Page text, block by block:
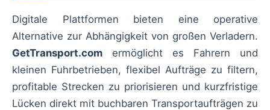
Digitale Plattformen bieten eine operative
Alternative zur Abhängigkeit von großen Verladern.
GetTransport.com ermöglicht es Fahrern und
kleinen Fuhrbetrieben, flexibel Aufträge zu filtern,
profitable Strecken zu priorisieren und kurzfristige
Lücken direkt mit buchbaren Transportaufträgen zu